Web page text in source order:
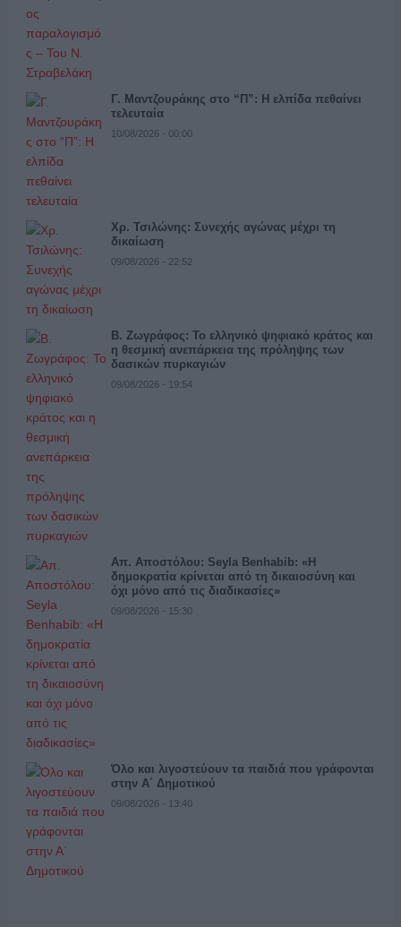
Γ. Μαντζουράκης στο “Π”: Η ελπίδα πεθαίνει
τελευταία
10/08/2026 - 00:00
Χρ. Τσιλώνης: Συνεχής αγώνας μέχρι τη
δικαίωση
09/08/2026 - 22:52
Β. Ζωγράφος: Το ελληνικό ψηφιακό κράτος και
η θεσμική ανεπάρκεια της πρόληψης των
δασικών πυρκαγιών
09/08/2026 - 19:54
Απ. Αποστόλου: Seyla Benhabib: «Η
δημοκρατία κρίνεται από τη δικαιοσύνη και
όχι μόνο από τις διαδικασίες»
09/08/2026 - 15:30
Όλο και λιγοστεύουν τα παιδιά που γράφονται
στην Α΄ Δημοτικού
09/08/2026 - 13:40